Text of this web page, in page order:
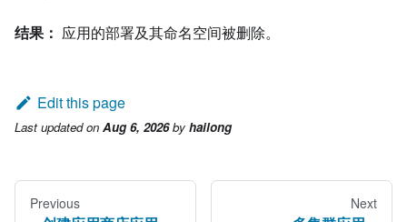
结果： 应用的部署及其命名空间被删除。
Edit this page
Last updatedon Aug 6, 2026by hailong
Previous Next